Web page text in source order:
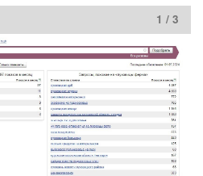
1 / 3